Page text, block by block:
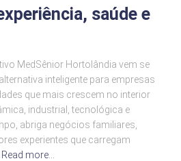
saúde e
MedSênior Hortolândia vem se
inteligente para empresas
que mais crescem no interior
industrial, tecnológica e
abriga negócios familiares,
experientes que carregam
Read more…